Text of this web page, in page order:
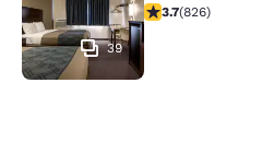
39
calificación de
3.7(826)